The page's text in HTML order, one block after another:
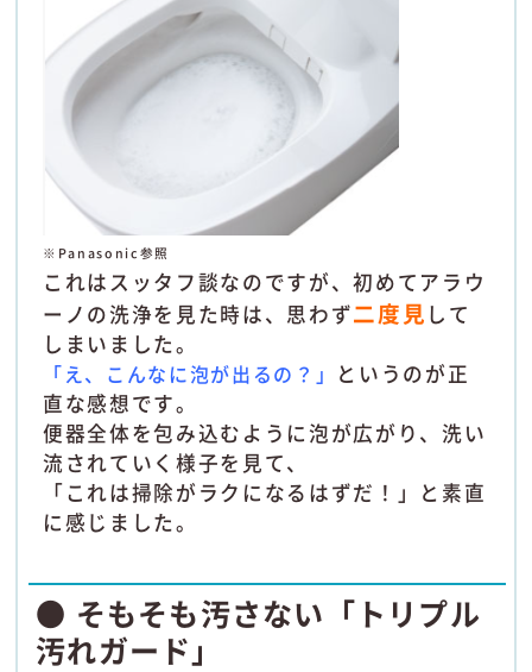
※Panasonic参照
これはスッタフ談なのですが、初めてアラウ
ーノの洗浄を見た時は、思わず二度見 して
しまいました。
「え、こんなに泡が出るの？」 というのが正
直な感想です。
便器全体を包み込むように泡が広がり、洗い
流されていく様子を見て、
「これは掃除がラクになるはずだ！」と素直
に感じました。
● そもそも汚さない「トリプル
汚れガード」